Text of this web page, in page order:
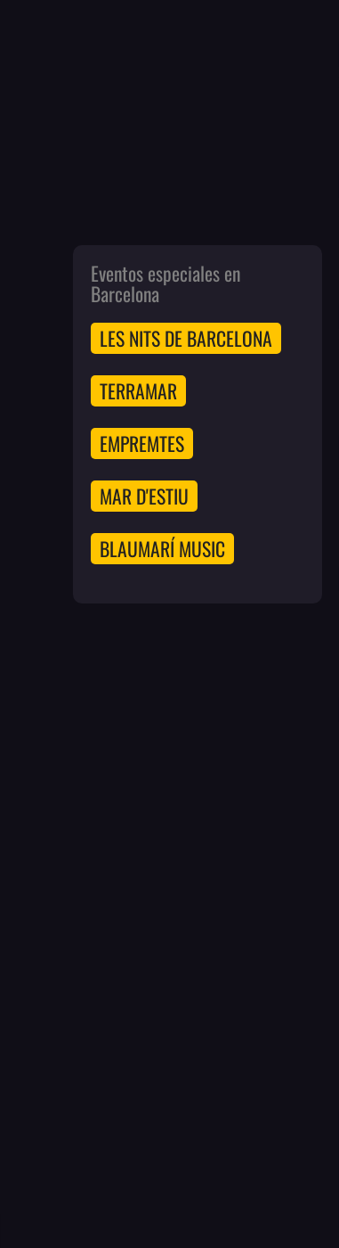
Eventos especiales en
Barcelona
LES NITS DE BARCELONA
TERRAMAR
EMPREMTES
MAR D'ESTIU
BLAUMARÍ MUSIC